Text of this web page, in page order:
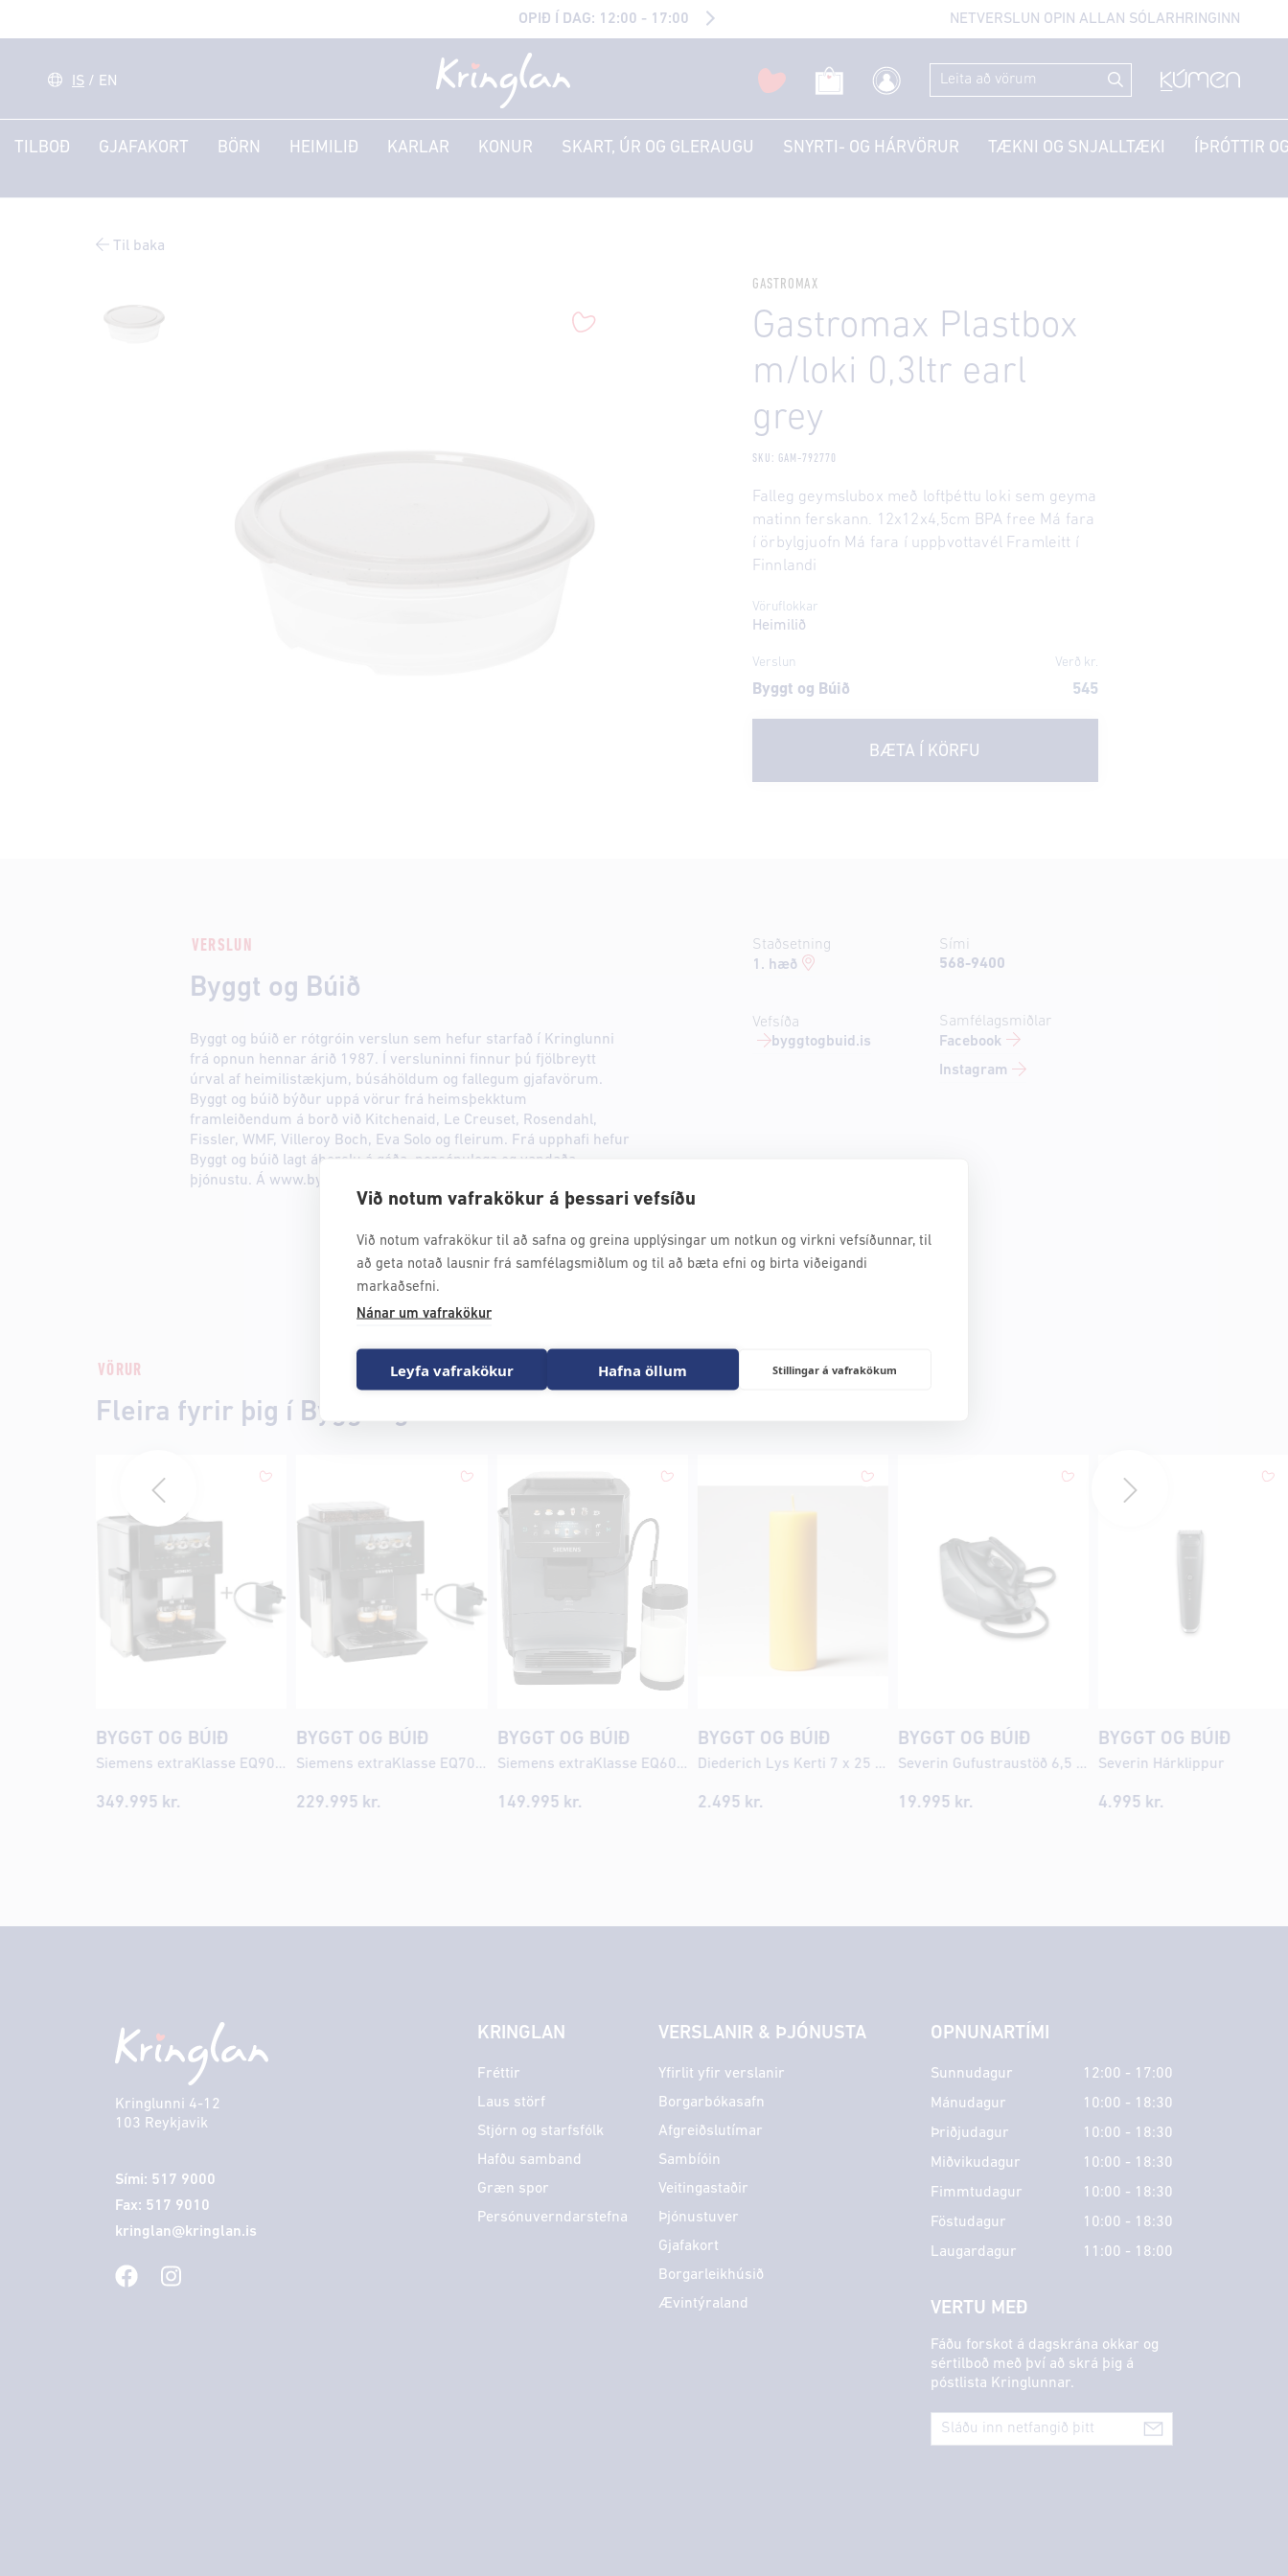
Við notum vafrakökur á þessari vefsíðu
Við notum vafrakökur til að safna og greina upplýsingar um notkun og virkni vefsíðunnar, til
að geta notað lausnir frá samfélagsmiðlum og til að bæta efni og birta viðeigandi
markaðsefni.
Nánar um vafrakökur
Leyfa vafrakökur Hafna öllum Stillingar á vafrakökum
OPIÐ Í DAG: 12:00 - 17:00 NETVERSLUN OPIN ALLAN SÓLARHRINGINN
IS / EN
TILBOÐ GJAFAKORT BÖRN HEIMILIÐ KARLAR KONUR SKART, ÚR OG GLERAUGU SNYRTI- OG HÁRVÖRUR TÆKNI OG SNJALLTÆKI ÍÞRÓTTIR
Til baka
GASTROMAX
Gastromax Plastbox
m/loki 0,3ltr earl
grey
SKU: GAM-792770
Falleg geymslubox með loftþéttu loki sem geyma
matinn ferskann. 12x12x4,5cm BPA free Má fara
í örbylgjuofn Má fara í uppþvottavél Framleitt í
Finnlandi
Vöruflokkar
Heimilið
Verslun Verð kr.
Byggt og Búið 545
BÆTA Í KÖRFU
VERSLUN
Byggt og Búið
Byggt og búið er rótgróin verslun sem hefur starfað í Kringlunni
frá opnun hennar árið 1987. Í versluninni finnur þú fjölbreytt
úrval af heimilistækjum, búsáhöldum og fallegum gjafavörum.
Byggt og búið býður uppá vörur frá heimsþekktum
framleiðendum á borð við Kitchenaid, Le Creuset, Rosendahl,
Fissler, WMF, Villeroy Boch, Eva Solo og fleirum. Frá upphafi hefur
Byggt og búið lagt áherslu á góða, persónulega og vandaða
þjónustu. Á www.byggtogbuid.is má finna allt okkar vöruúrval.
Staðsetning
1. hæð
Vefsíða
byggtogbuid.is
Sími
568-9400
Samfélagsmiðlar
Facebook
Instagram
VÖRUR
Fleira fyrir þig í Byggt og Búið
BYGGT OG BÚIÐ
Siemens extraKlasse EQ900 iAroma Espresso kaffivél
349.995 kr.
BYGGT OG BÚIÐ
Siemens extraKlasse EQ700 iAroma Espresso kaffivél
229.995 kr.
BYGGT OG BÚIÐ
Siemens extraKlasse EQ600 iAroma Espresso kaffivél
149.995 kr.
BYGGT OG BÚIÐ
Diederich Lys Kerti 7 x 25 cm Gult
2.495 kr.
BYGGT OG BÚIÐ
Severin Gufustraustöð 6,5 bar
19.995 kr.
BYGGT OG BÚIÐ
Severin Hárklippur
4.995 kr.
Kringlunni 4-12
103 Reykjavik
Sími: 517 9000
Fax: 517 9010
kringlan@kringlan.is
KRINGLAN
Fréttir
Laus störf
Stjórn og starfsfólk
Hafðu samband
Græn spor
Persónuverndarstefna
VERSLANIR & ÞJÓNUSTA
Yfirlit yfir verslanir
Borgarbókasafn
Afgreiðslutímar
Sambíóin
Veitingastaðir
Þjónustuver
Gjafakort
Borgarleikhúsið
Ævintýraland
OPNUNARTÍMI
Sunnudagur
12:00 - 17:00
Mánudagur
10:00 - 18:30
Þriðjudagur
10:00 - 18:30
Miðvikudagur
10:00 - 18:30
Fimmtudagur
10:00 - 18:30
Föstudagur
10:00 - 18:30
Laugardagur
11:00 - 18:00
VERTU MEÐ
Fáðu forskot á dagskrána okkar og
sértilboð með því að skrá þig á
póstlista Kringlunnar.